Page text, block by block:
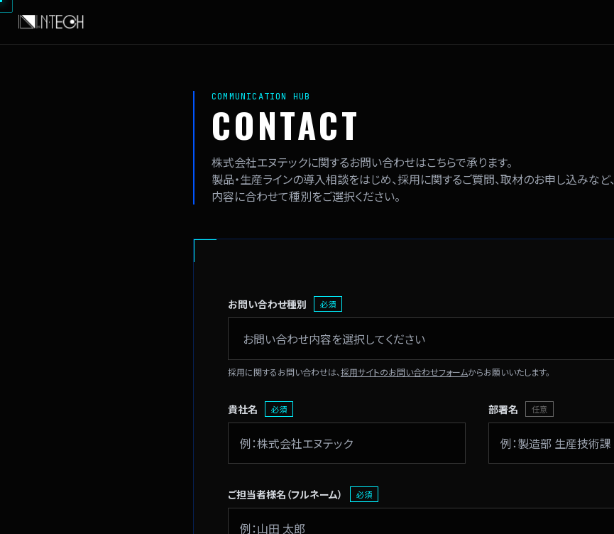
COMMUNICATION HUB
CONTACT
株式会社エヌテックに関するお問い合わせはこちらで承ります。
製品・生産ラインの導入相談をはじめ、採用に関するご質問、取材のお申し込みなど、
内容に合わせて種別をご選択ください。
お問い合わせ種別 必須
採用に関するお問い合わせは、採用サイトのお問い合わせフォームからお願いいたします。
貴社名 必須 部署名 任意
ご担当者様名 （フルネーム） 必須